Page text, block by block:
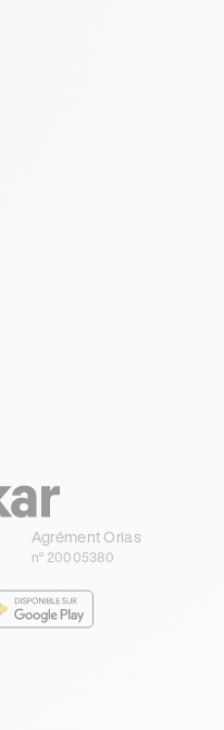
Agrément Orias
n° 20005380